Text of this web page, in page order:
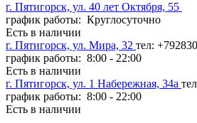
г. Пятигорск, ул. 40 лет Октября, 55
график работы: Круглосуточно
Есть в наличии
г. Пятигорск, ул. Мира, 32 тел:
график работы: 8:00 - 22:00
Есть в наличии
г. Пятигорск, ул. 1 Набережная, 34а
график работы: 8:00 - 22:00
Есть в наличии